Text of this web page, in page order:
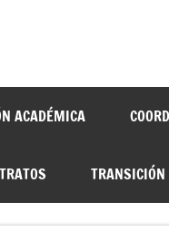
ACADÉMICA